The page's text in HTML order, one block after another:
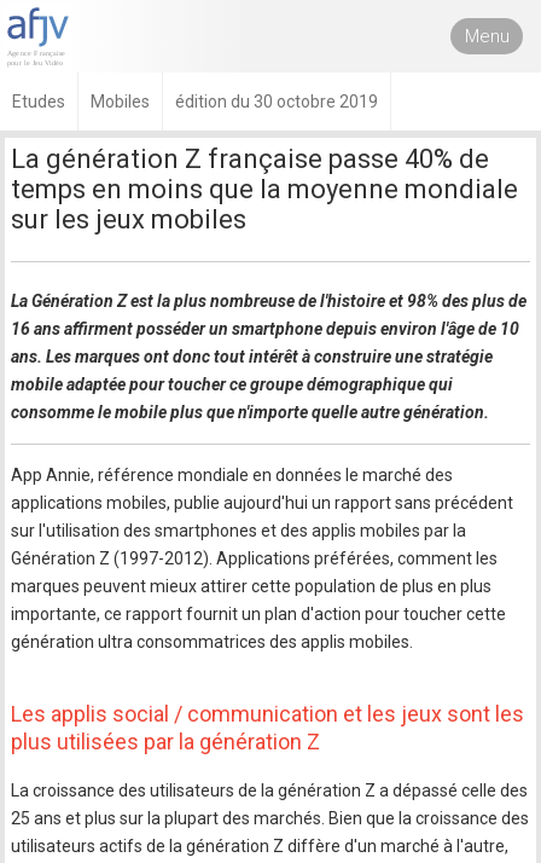
Menu
Etudes Mobiles édition du 30 octobre 2019
La génération Z française passe 40% de
temps en moins que la moyenne mondiale
sur les jeux mobiles
La Génération Z est la plus nombreuse de l'histoire et 98% des plus de
16 ans affirment posséder un smartphone depuis environ l'âge de 10
ans. Les marques ont donc tout intérêt à construire une stratégie
mobile adaptée pour toucher ce groupe démographique qui
consomme le mobile plus que n'importe quelle autre génération.
App Annie, référence mondiale en données le marché des
applications mobiles, publie aujourd'hui un rapport sans précédent
sur l'utilisation des smartphones et des applis mobiles par la
Génération Z (1997-2012). Applications préférées, comment les
marques peuvent mieux attirer cette population de plus en plus
importante, ce rapport fournit un plan d'action pour toucher cette
génération ultra consommatrices des applis mobiles.
Les applis social / communication et les jeux sont les
plus utilisées par la génération Z
La croissance des utilisateurs de la génération Z a dépassé celle des
25 ans et plus sur la plupart des marchés. Bien que la croissance des
utilisateurs actifs de la génération Z diffère d'un marché à l'autre,